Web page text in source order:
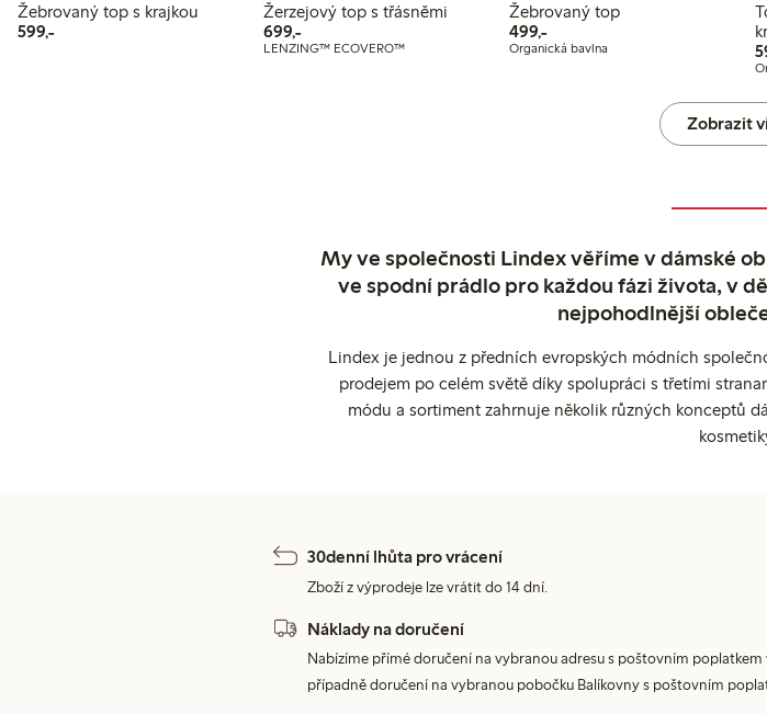
Žebrovaný top s krajkou
599,-599,00 Kč
Žerzejový top s třásněmi
699,-699,00 Kč
LENZING™ ECOVERO™
Žebrovaný top
499,-499,00 Kč
Organická bavlna
Zobrazit
My ve společnosti Lindex věříme v dámské
ve spodní prádlo pro každou fázi života, v
nejpohodlnější
Lindex je jednou z předních evropských módních
prodejem po celém světě díky spolupráci s třetími
módu a sortiment zahrnuje několik různých konceptů
30denní lhůta pro vrácení
Zboží z výprodeje lze vrátit do 14 dní.
Náklady na doručení
Nabízíme přímé doručení na vybranou adresu s poštovním poplatkem
případně doručení na vybranou pobočku Balíkovny s poštovním